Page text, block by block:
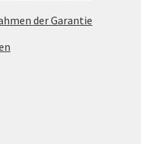
der Garantie